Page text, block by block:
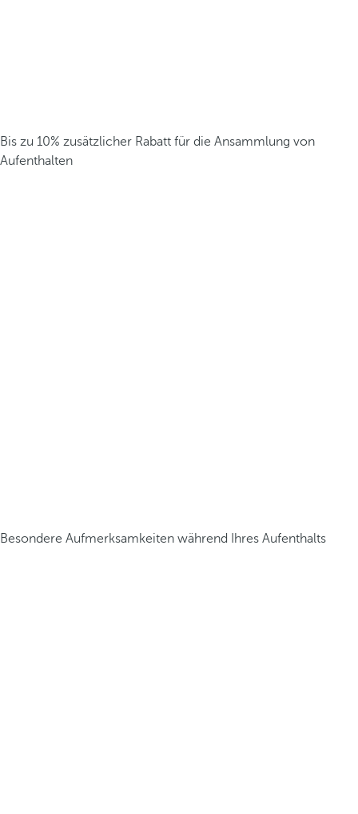
Bis zu 10% zusätzlicher Rabatt für die Ansammlung von
Aufenthalten
Besondere Aufmerksamkeiten während Ihres Aufenthalts